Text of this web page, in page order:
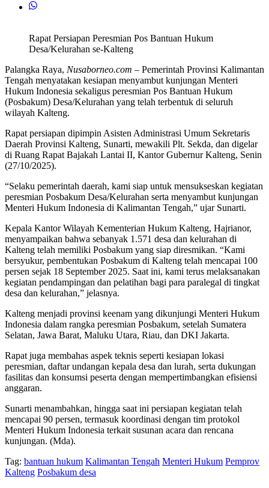
Rapat Persiapan Peresmian Pos Bantuan Hukum
Desa/Kelurahan se-Kalteng
Palangka Raya, Nusaborneo.com – Pemerintah Provinsi Kalimantan
Tengah menyatakan kesiapan menyambut kunjungan Menteri
Hukum Indonesia sekaligus peresmian Pos Bantuan Hukum
(Posbakum) Desa/Kelurahan yang telah terbentuk di seluruh
wilayah Kalteng.
Rapat persiapan dipimpin Asisten Administrasi Umum Sekretaris
Daerah Provinsi Kalteng, Sunarti, mewakili Plt. Sekda, dan digelar
di Ruang Rapat Bajakah Lantai II, Kantor Gubernur Kalteng, Senin
(27/10/2025).
“Selaku pemerintah daerah, kami siap untuk mensukseskan kegiatan
peresmian Posbakum Desa/Kelurahan serta menyambut kunjungan
Menteri Hukum Indonesia di Kalimantan Tengah,” ujar Sunarti.
Kepala Kantor Wilayah Kementerian Hukum Kalteng, Hajrianor,
menyampaikan bahwa sebanyak 1.571 desa dan kelurahan di
Kalteng telah memiliki Posbakum yang siap diresmikan. “Kami
bersyukur, pembentukan Posbakum di Kalteng telah mencapai 100
persen sejak 18 September 2025. Saat ini, kami terus melaksanakan
kegiatan pendampingan dan pelatihan bagi para paralegal di tingkat
desa dan kelurahan,” jelasnya.
Kalteng menjadi provinsi keenam yang dikunjungi Menteri Hukum
Indonesia dalam rangka peresmian Posbakum, setelah Sumatera
Selatan, Jawa Barat, Maluku Utara, Riau, dan DKI Jakarta.
Rapat juga membahas aspek teknis seperti kesiapan lokasi
peresmian, daftar undangan kepala desa dan lurah, serta dukungan
fasilitas dan konsumsi peserta dengan mempertimbangkan efisiensi
anggaran.
Sunarti menambahkan, hingga saat ini persiapan kegiatan telah
mencapai 90 persen, termasuk koordinasi dengan tim protokol
Menteri Hukum Indonesia terkait susunan acara dan rencana
kunjungan. (Mda).
Tag: bantuan hukum Kalimantan Tengah Menteri Hukum Pemprov
Kalteng Posbakum desa